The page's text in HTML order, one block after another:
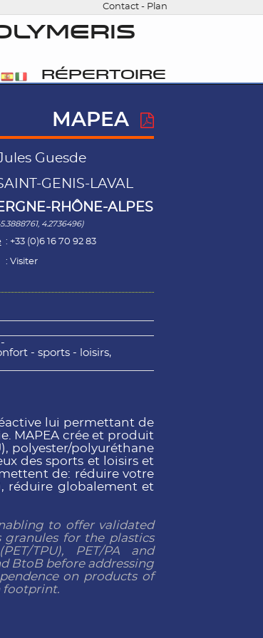
Contact- Plan
RÉPERTOIRE
MAPEA
Guesde
GENIS-LAVAL
RHÔNE-ALPES
4.2736496)
: +33 (0)6 16 70 92 83
:Visiter
- sports - loisirs,
lui permettant de
MAPEA crée et produit
polyester/polyuréthane
des sports et loisirs et
de: réduire votre
réduire globalement et
to offer validated
granules for the plastics
TPU), PET/PA and
BtoB before addressing
on products of
footprint.